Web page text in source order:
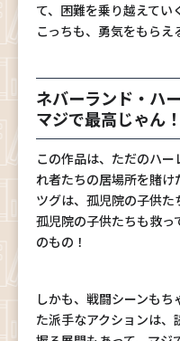
て、困難を乗り越えてい
ネバーランド・ハ
マジで最高じゃん
この作品は、ただのハ
れ者たちの居場所を賭
ツグは、孤児院の子供
孤児院の子供たちも救っ
のもの！
しかも、戦闘シーンも
た派手なアクションは